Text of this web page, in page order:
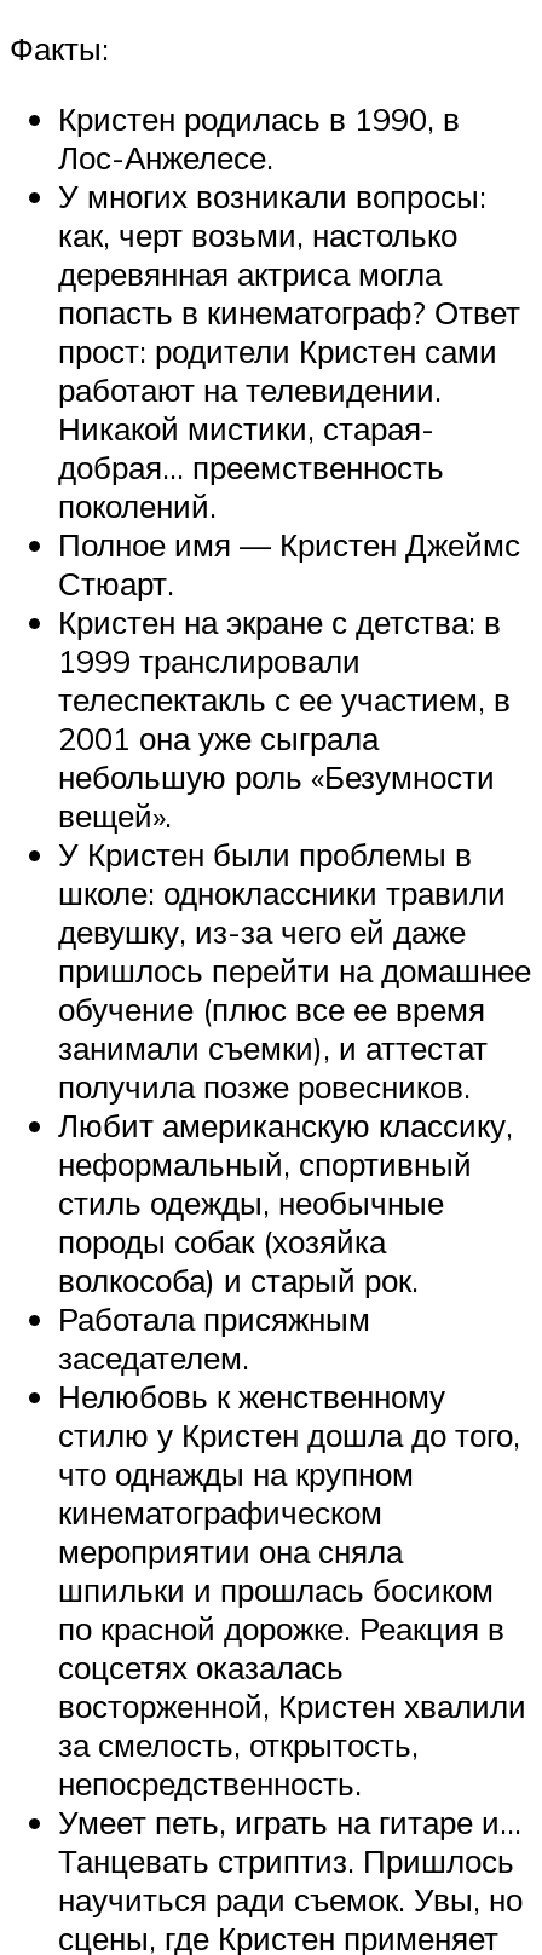
Факты:
Кристен родилась в 1990, в
Лос-Анжелесе.
У многих возникали вопросы:
как, черт возьми, настолько
деревянная актриса могла
попасть в кинематограф? Ответ
прост: родители Кристен сами
работают на телевидении.
Никакой мистики, старая-
добрая… преемственность
поколений.
Полное имя — Кристен Джеймс
Стюарт.
Кристен на экране с детства: в
1999 транслировали
телеспектакль с ее участием, в
2001 она уже сыграла
небольшую роль «Безумности
вещей».
У Кристен были проблемы в
школе: одноклассники травили
девушку, из-за чего ей даже
пришлось перейти на домашнее
обучение (плюс все ее время
занимали съемки), и аттестат
получила позже ровесников.
Любит американскую классику,
неформальный, спортивный
стиль одежды, необычные
породы собак (хозяйка
волкособа) и старый рок.
Работала присяжным
заседателем.
Нелюбовь к женственному
стилю у Кристен дошла до того,
что однажды на крупном
кинематографическом
мероприятии она сняла
шпильки и прошлась босиком
по красной дорожке. Реакция в
соцсетях оказалась
восторженной, Кристен хвалили
за смелость, открытость,
непосредственность.
Умеет петь, играть на гитаре и…
Танцевать стриптиз. Пришлось
научиться ради съемок. Увы, но
сцены, где Кристен применяет